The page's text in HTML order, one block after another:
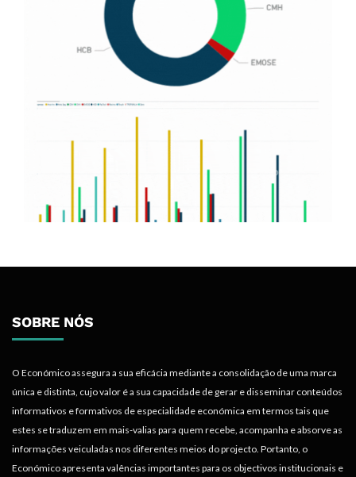
SOBRE NÓS
O Económico assegura a sua eficácia mediante a consolidação de uma marca
única e distinta, cujo valor é a sua capacidade de gerar e disseminar conteúdos
informativos e formativos de especialidade económica em termos tais que
estes se traduzem em mais-valias para quem recebe, acompanha e absorve as
informações veiculadas nos diferentes meios do projecto. Portanto, o
Económico apresenta valências importantes para os objectivos institucionais e